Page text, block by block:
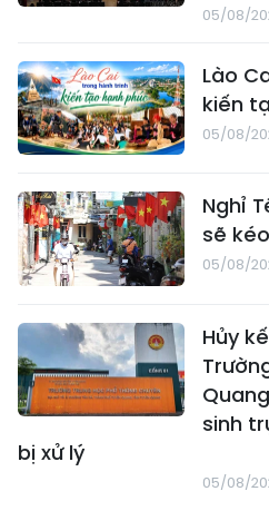
05/08/
Lào
kiến
05/08/
Nghỉ
sẽ
05/08/
Hủy
sinh
bị xử lý
05/08/